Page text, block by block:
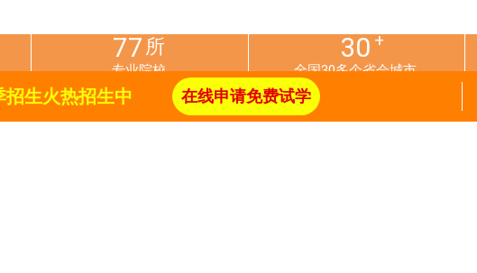
77 所
专业院校
30 +
全国30多个省会城市
招生火热招生中 在线申请免费试学